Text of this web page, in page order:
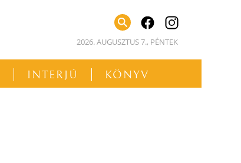
facebookinstagram
2026. AUGUSZTUS 7., PÉNTEK
INTERJÚ KÖNYV